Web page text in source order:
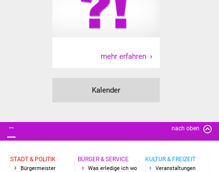
mehr erfahren
Kalender
nach oben
STADT & POLITIK
Bürgermeister
BÜRGER & SERVICE
Was erledige ich wo
KULTUR & FREIZEIT
Veranstaltungen